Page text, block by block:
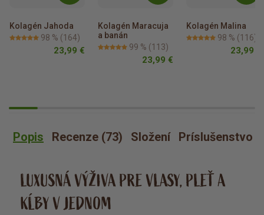
Kolagén Jahoda
98 % (164)
23,99 €
Kolagén Maracuja
a banán
99 % (113)
23,99 €
Kolagén Malina
98 % (116)
23,99 €
Popis Recenze (73) Složení Príslušenstvo
LUXUSNÁ VÝŽIVA PRE VLASY, PLEŤ A
KĹBY V JEDNOM